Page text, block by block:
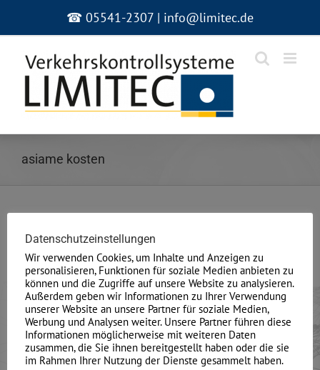
☎ 05541-2307 | info@limitec.de
asiame kosten
Fake-Profile wiederkennen. Unerheblich ob
hinein Sozialen Netzwerken oder aber wohnhaft
bei Dating-Borsen
Fake-Profile wiederkennen. Unerheblich ob hinein
Sozialen Netzwerken oder aber wohnhaft [...]
Von heger | Januar 27th, 2022 | asiame kosten
0 Kommentare
Datenschutzeinstellungen
Wir verwenden Cookies, um Inhalte und Anzeigen zu
personalisieren, Funktionen für soziale Medien anbieten zu
können und die Zugriffe auf unsere Website zu analysieren.
Außerdem geben wir Informationen zu Ihrer Verwendung
unserer Website an unsere Partner für soziale Medien,
Werbung und Analysen weiter. Unsere Partner führen diese
Informationen möglicherweise mit weiteren Daten
zusammen, die Sie ihnen bereitgestellt haben oder die sie
im Rahmen Ihrer Nutzung der Dienste gesammelt haben.